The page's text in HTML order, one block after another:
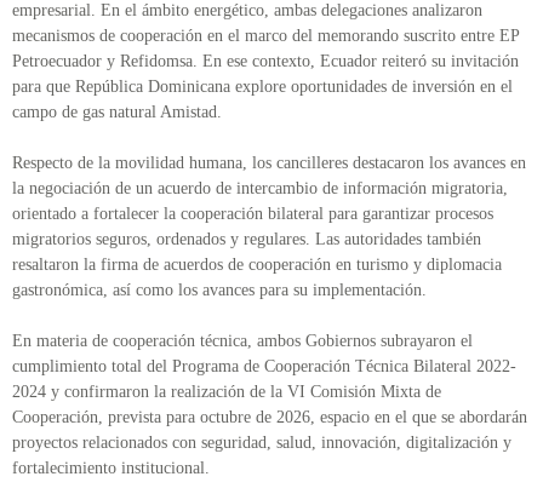
empresarial. En el ámbito energético, ambas delegaciones analizaron
mecanismos de cooperación en el marco del memorando suscrito entre EP
Petroecuador y Refidomsa. En ese contexto, Ecuador reiteró su invitación
para que República Dominicana explore oportunidades de inversión en el
campo de gas natural Amistad.
Respecto de la movilidad humana, los cancilleres destacaron los avances en
la negociación de un acuerdo de intercambio de información migratoria,
orientado a fortalecer la cooperación bilateral para garantizar procesos
migratorios seguros, ordenados y regulares. Las autoridades también
resaltaron la firma de acuerdos de cooperación en turismo y diplomacia
gastronómica, así como los avances para su implementación.
En materia de cooperación técnica, ambos Gobiernos subrayaron el
cumplimiento total del Programa de Cooperación Técnica Bilateral 2022-
2024 y confirmaron la realización de la VI Comisión Mixta de
Cooperación, prevista para octubre de 2026, espacio en el que se abordarán
proyectos relacionados con seguridad, salud, innovación, digitalización y
fortalecimiento institucional.